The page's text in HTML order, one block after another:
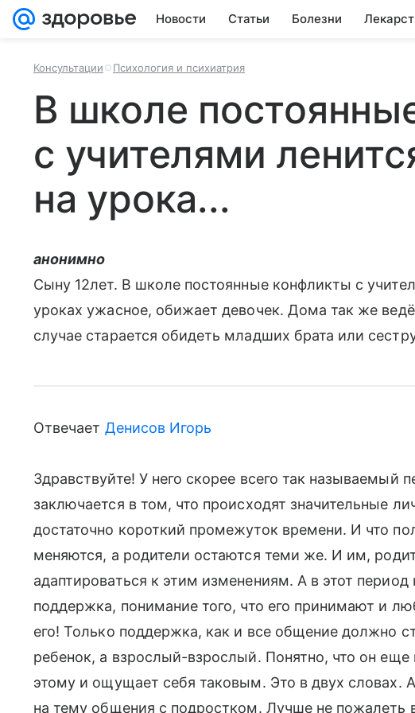
Новости Статьи Болезни
Консультации Психология и психиатрия
В школе
с учителями
на урока...
анонимно
Сыну 12лет. В школе постоянные конфликты с
уроках ужасное, обижает девочек. Дома так же
случае старается обидеть младших брата или
Отвечает Денисов Игорь
Здравствуйте! У него скорее всего так называемый
заключается в том, что происходят значительные
достаточно короткий промежуток времени. И что
меняются, а родители остаются теми же. И им,
адаптироваться к этим изменениям. А в этот
поддержка, понимание того, что его принимают и
его! Только поддержка, как и все общение должно
ребенок, а взрослый-взрослый. Понятно, что он еще
этому и ощущает себя таковым. Это в двух словах.
на тему общения с подростком. Лучше не пожалеть